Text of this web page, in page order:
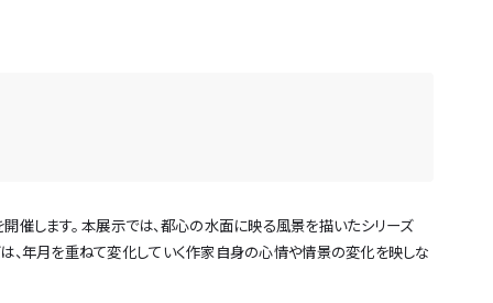
します。 本展示では、都心の水面に映る風景を描いたシリーズ
は、年月を重ねて変化していく作家自身の心情や情景の変化を映しな